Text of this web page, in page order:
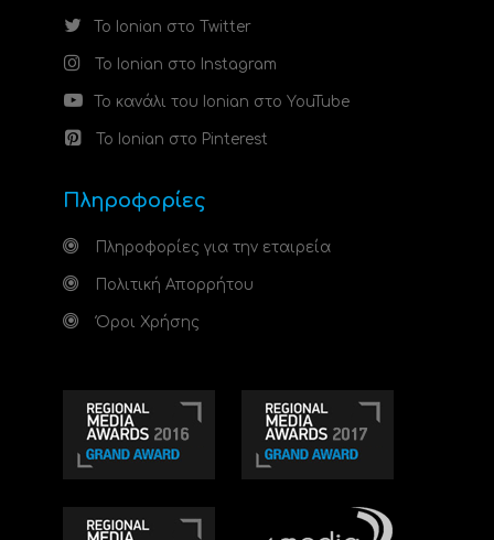
Το Ionian στο Twitter
Το Ionian στο Instagram
Το κανάλι του Ionian στο YouTube
Το Ionian στο Pinterest
Πληροφορίες
Πληροφορίες για την εταιρεία
Πολιτική Απορρήτου
Όροι Χρήσης